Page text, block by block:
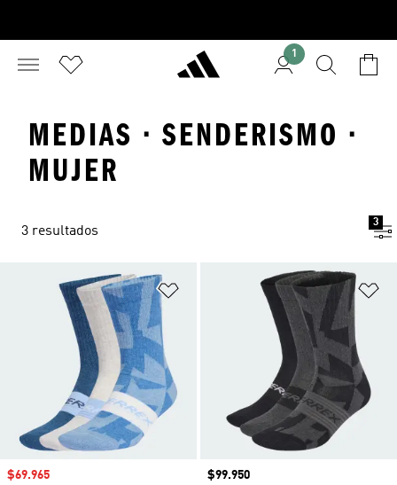
1
MEDIAS · SENDERISMO ·
MUJER
3 resultados
3
Añadir a la lista de deseos
Precio de venta
$69.965 Precio
$99.950